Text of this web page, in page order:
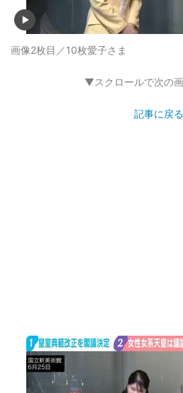
画像2枚目／10枚愛子さま
▼スクロールで次の
記事に戻る